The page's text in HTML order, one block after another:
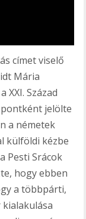
címet viselő
Mária
XXI. Század
jelölte
a németek
külföldi kézbe
Pesti Srácok
hogy ebben
a többpárti,